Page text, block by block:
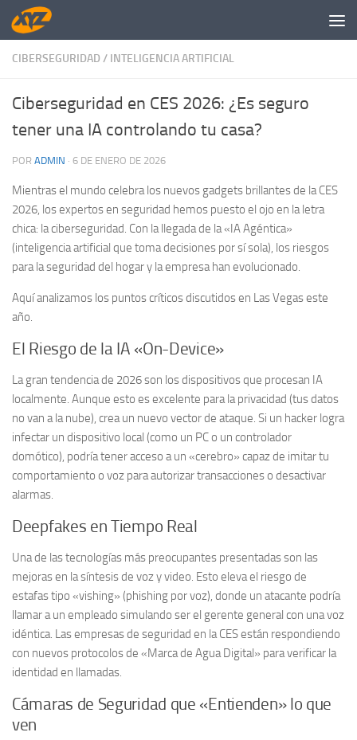
Saltar al contenido
CIBERSEGURIDAD / INTELIGENCIA ARTIFICIAL
Ciberseguridad en CES 2026: ¿Es seguro
tener una IA controlando tu casa?
POR ADMIN · 6 DE ENERO DE 2026
Mientras el mundo celebra los nuevos gadgets brillantes de la CES
2026, los expertos en seguridad hemos puesto el ojo en la letra
chica: la ciberseguridad. Con la llegada de la «IA Agéntica»
(inteligencia artificial que toma decisiones por sí sola), los riesgos
para la seguridad del hogar y la empresa han evolucionado.
Aquí analizamos los puntos críticos discutidos en Las Vegas este
año.
El Riesgo de la IA «On-Device»
La gran tendencia de 2026 son los dispositivos que procesan IA
localmente. Aunque esto es excelente para la privacidad (tus datos
no van a la nube), crea un nuevo vector de ataque. Si un hacker logra
infectar un dispositivo local (como un PC o un controlador
domótico), podría tener acceso a un «cerebro» capaz de imitar tu
comportamiento o voz para autorizar transacciones o desactivar
alarmas.
Deepfakes en Tiempo Real
Una de las tecnologías más preocupantes presentadas son las
mejoras en la síntesis de voz y video. Esto eleva el riesgo de
estafas tipo «vishing» (phishing por voz), donde un atacante podría
llamar a un empleado simulando ser el gerente general con una voz
idéntica. Las empresas de seguridad en la CES están respondiendo
con nuevos protocolos de «Marca de Agua Digital» para verificar la
identidad en llamadas.
Cámaras de Seguridad que «Entienden» lo que
ven